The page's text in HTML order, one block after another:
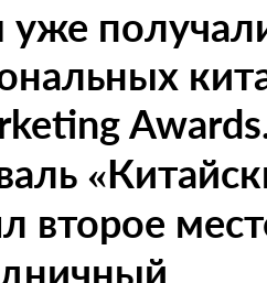
уже
второе